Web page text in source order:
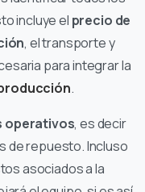
incluye el precio de
, el transporte y
para integrar la
.
operativos, es decir
de repuesto. Incluso
asociados a la